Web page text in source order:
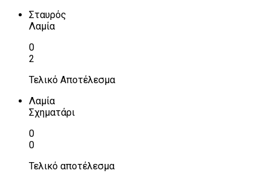
Σταυρός
Λαμία
0
2
Τελικό Αποτέλεσμα
Λαμία
Σχηματάρι
0
0
Τελικό αποτέλεσμα